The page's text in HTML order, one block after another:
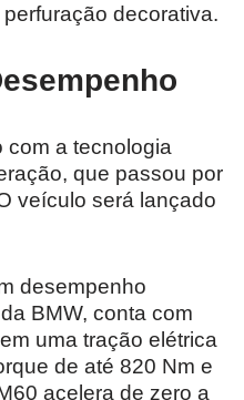
decorativa.
com a tecnologia
que passou por
veículo será lançado
desempenho
BMW, conta com
uma tração elétrica
de até 820 Nm e
acelera de zero a